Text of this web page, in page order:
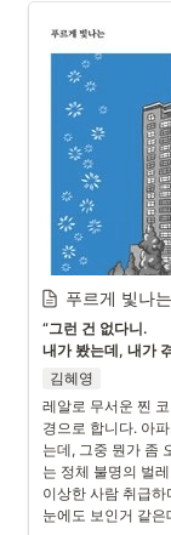
푸르게 빛나는
“그런 건 없다니.
내가 봤는데, 내가
김혜영
레알로 무서운 찐
경으로 합니다. 아
는데, 그중 뭔가 좀
는 정체 불명의 벌
이상한 사람 취급
눈에도 보인거 같은